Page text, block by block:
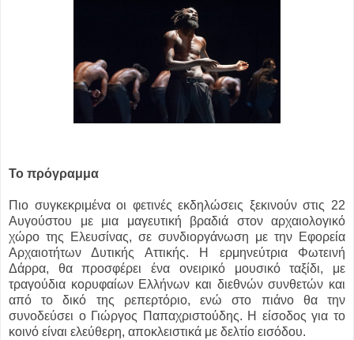
Το πρόγραμμα
Πιο συγκεκριμένα οι φετινές εκδηλώσεις ξεκινούν στις 22
Αυγούστου με μια μαγευτική βραδιά στον αρχαιολογικό
χώρο της Ελευσίνας, σε συνδιοργάνωση με την Εφορεία
Αρχαιοτήτων Δυτικής Αττικής. Η ερμηνεύτρια Φωτεινή
Δάρρα, θα προσφέρει ένα ονειρικό μουσικό ταξίδι, με
τραγούδια κορυφαίων Ελλήνων και διεθνών συνθετών και
από το δικό της ρεπερτόριο, ενώ στο πιάνο θα την
συνοδεύσει ο Γιώργος Παπαχριστούδης. Η είσοδος για το
κοινό είναι ελεύθερη, αποκλειστικά με δελτίο εισόδου.